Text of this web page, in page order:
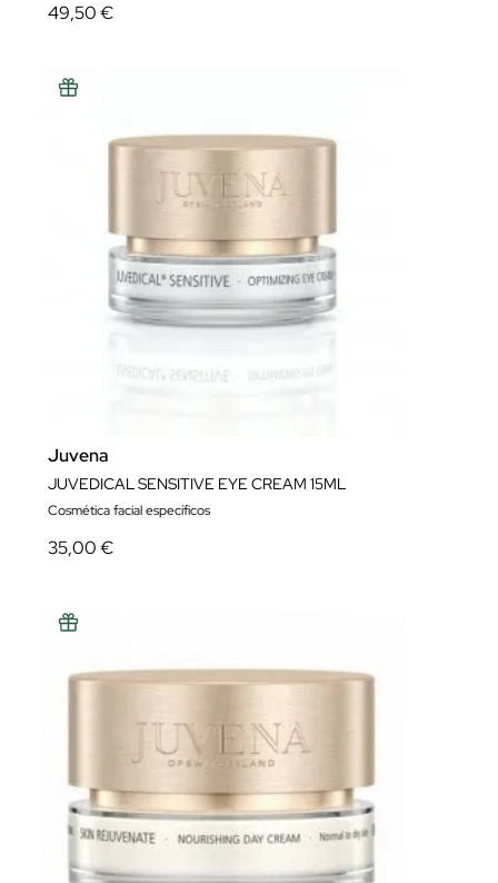
49,50 €
Juvena
JUVEDICAL SENSITIVE EYE CREAM 15ML
Cosmética facial específicos
35,00 €